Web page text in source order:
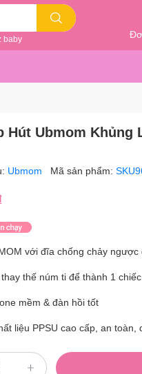
baby
Hút Ubmom Khủng
Ubmom Mã sản phẩm:
với đĩa chống chảy
thế núm ti để thành 1
mềm & đàn hồi tốt
liệu PPSU cao cấp, an toàn,